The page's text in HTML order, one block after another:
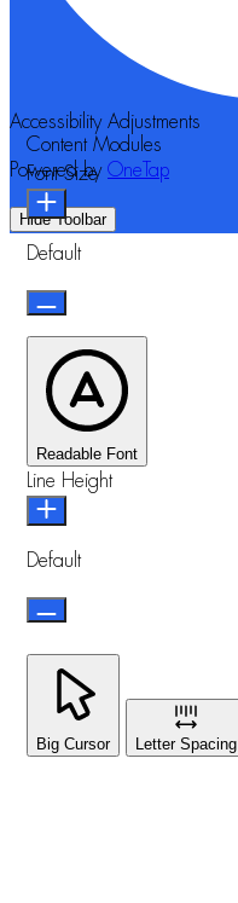
Accessibility Adjustments
Powered by OneTap
Hide Toolbar
Content Modules
Font Size
Default
Readable Font
Line Height
Default
Big Cursor Letter Spacing